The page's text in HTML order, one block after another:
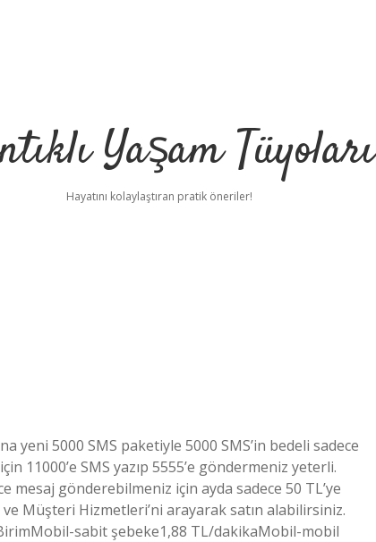
Yaşam Tüyoları
Hayatını kolaylaştıran pratik öneriler!
yeni 5000 SMS paketiyle 5000 SMS’in bedeli sadece
11000’e SMS yazıp 5555’e göndermeniz yeterli.
mesaj gönderebilmeniz için ayda sadece 50 TL’ye
Müşteri Hizmetleri’ni arayarak satın alabilirsiniz.
sabit şebeke1,88 TL/dakikaMobil-mobil